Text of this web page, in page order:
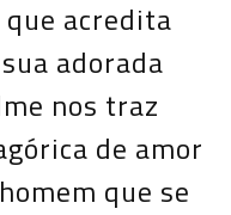
acredita
adorada
nos traz
de amor
que se